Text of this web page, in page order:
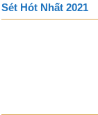
Sét Hót Nhất 2021